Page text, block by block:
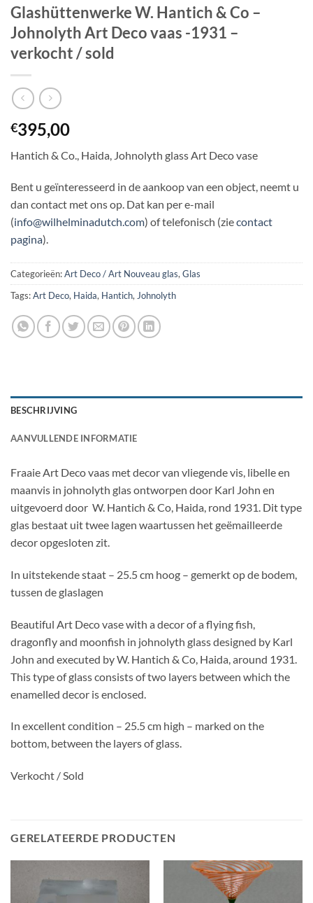
Glashüttenwerke W. Hantich & Co –
Johnolyth Art Deco vaas -1931 –
verkocht / sold
€395,00
Hantich & Co., Haida, Johnolyth glass Art Deco vase
Bent u geïnteresseerd in de aankoop van een object, neemt u
dan contact met ons op. Dat kan per e-mail
(info@wilhelminadutch.com) of telefonisch (ziecontact
pagina).
Categorieën:Art Deco / Art Nouveau glas, Glas
Tags:Art Deco, Haida, Hantich, Johnolyth
BESCHRIJVING
AANVULLENDE INFORMATIE
Fraaie Art Deco vaas met decor van vliegende vis, libelle en
maanvis in johnolyth glas ontworpen door Karl John en
uitgevoerd door W. Hantich & Co, Haida, rond 1931. Dit type
glas bestaat uit twee lagen waartussen het geëmailleerde
decor opgesloten zit.
In uitstekende staat – 25.5 cm hoog – gemerkt op de bodem,
tussen de glaslagen
Beautiful Art Deco vase with a decor of a flying fish,
dragonfly and moonfish in johnolyth glass designed by Karl
John and executed by W. Hantich & Co, Haida, around 1931.
This type of glass consists of two layers between which the
enamelled decor is enclosed.
In excellent condition – 25.5 cm high – marked on the
bottom, between the layers of glass.
Verkocht / Sold
GERELATEERDE PRODUCTEN